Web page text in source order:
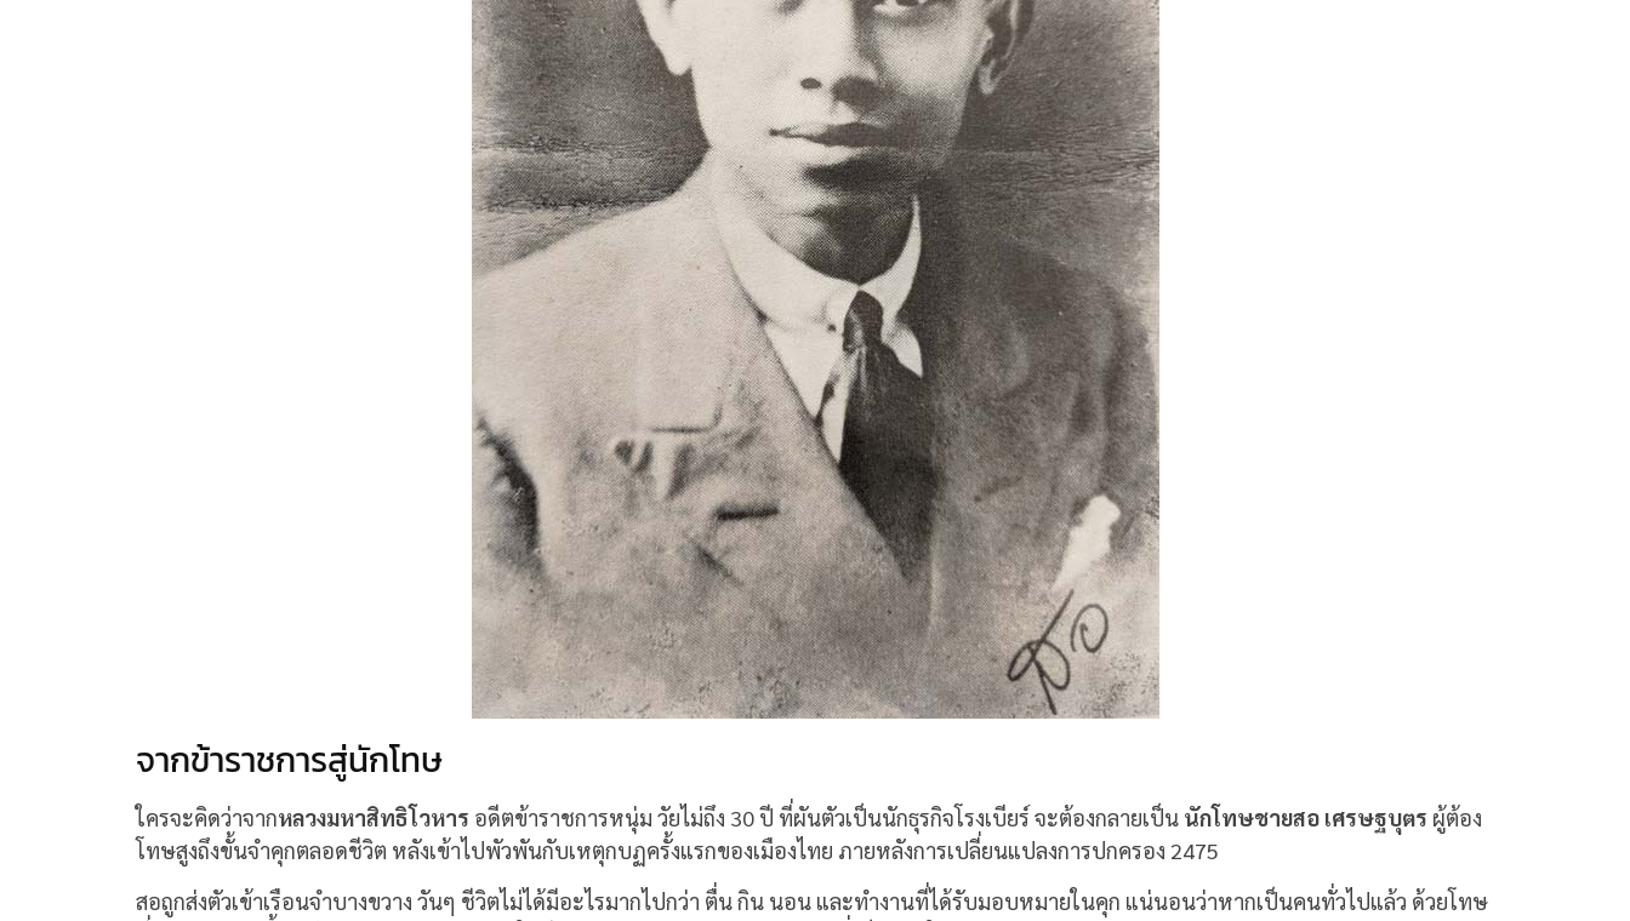
จากข้าราชการสู่นักโทษ
ใครจะคิดว่าจากหลวงมหาสิทธิโวหาร อดีตข้าราชการหนุ่ม วัยไม่ถึง 30 ปี ที่ผันตัวเป็นนักธุรกิจโรงเบียร์ จะต้องกลายเป็น นักโทษชายสอ เศรษฐบุตร ผู้ต้อง
โทษสูงถึงขั้นจำคุกตลอดชีวิต หลังเข้าไปพัวพันกับเหตุกบฏครั้งแรกของเมืองไทย ภายหลังการเปลี่ยนแปลงการปกครอง 2475
สอถูกส่งตัวเข้าเรือนจำบางขวาง วันๆ ชีวิตไม่ได้มีอะไรมากไปกว่า ตื่น กิน นอน และทำงานที่ได้รับมอบหมายในคุก แน่นอนว่าหากเป็นคนทั่วไปแล้ว ด้วยโทษ